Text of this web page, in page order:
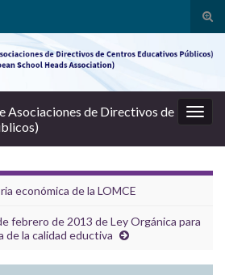
Asociaciones de Directivos de
económica de la LOMCE
febrero de 2013 de Ley Orgánica para
de la calidad eductiva